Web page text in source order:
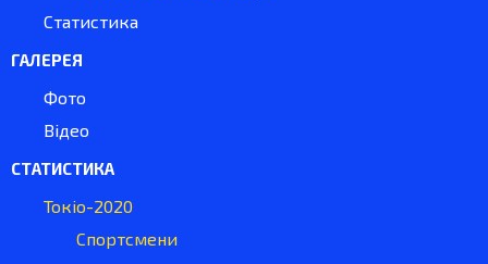
Статистика
ГАЛЕРЕЯ
Фото
Відео
СТАТИСТИКА
Токіо-2020
Спортсмени